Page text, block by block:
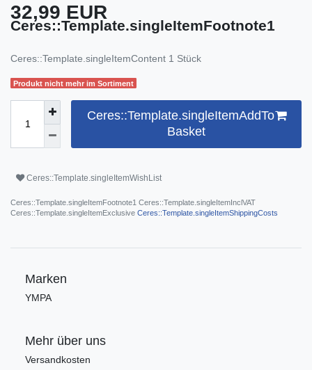
32,99 EUR
Ceres::Template.singleItemFootnote1
Ceres::Template.singleItemContent 1 Stück
Produkt nicht mehr im Sortiment
Ceres::Template.singleItemAddTo
Basket
Ceres::Template.singleItemWishList
Ceres::Template.singleItemFootnote1 Ceres::Template.singleItemInclVAT
Ceres::Template.singleItemExclusive Ceres::Template.singleItemShippingCosts
Marken
YMPA
Mehr über uns
Versandkosten